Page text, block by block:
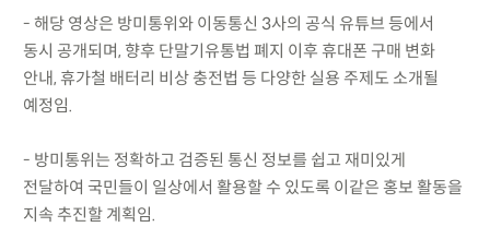
- 해당 영상은 방미통위와 이동통신 3사의 공식 유튜브 등에서
동시 공개되며, 향후 단말기유통법 폐지 이후 휴대폰 구매 변화
안내, 휴가철 배터리 비상 충전법 등 다양한 실용 주제도 소개될
예정임.
- 방미통위는 정확하고 검증된 통신 정보를 쉽고 재미있게
전달하여 국민들이 일상에서 활용할 수 있도록 이같은 홍보 활동을
지속 추진할 계획임.